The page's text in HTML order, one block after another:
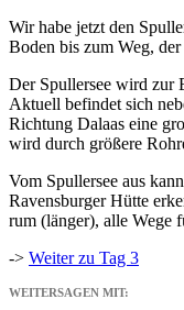
Wir habe jetzt den
Boden bis zum Weg,
Der Spullersee wird zur
Aktuell befindet sich
Richtung Dalaas eine
wird durch größere
Vom Spullersee aus
Ravensburger Hütte
rum (länger), alle Wege
-> Weiter zu Tag 3
WEITERSAGEN MIT: